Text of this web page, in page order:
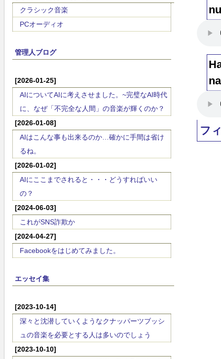
クラシック音楽
PCオーディオ
管理人ブログ
[2026-01-25]
AIについてAIに考えさせました。~完璧なAI時代
に、なぜ「不完全な人間」の音楽が輝くのか？
[2026-01-08]
AIはこんな事も出来るのか…確かに手間は省け
るね。
[2026-01-02]
AIにここまでされると・・・どうすればいい
の？
[2024-06-03]
これがSNS詐欺か
[2024-04-27]
Facebookをはじめてみました。
エッセイ集
[2023-10-14]
深々と沈潜していくようなクナッパーツブッシ
ュの音楽を必要とする人は多いのでしょう
[2023-10-10]
フ